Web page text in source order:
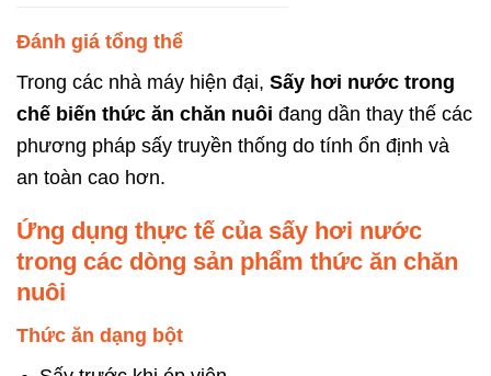
Đánh giá tổng thể
Trong các nhà máy hiện đại, Sấy hơi nước trong
chế biến thức ăn chăn nuôi đang dần thay thế các
phương pháp sấy truyền thống do tính ổn định và
an toàn cao hơn.
Ứng dụng thực tế của sấy hơi nước
trong các dòng sản phẩm thức ăn chăn
nuôi
Thức ăn dạng bột